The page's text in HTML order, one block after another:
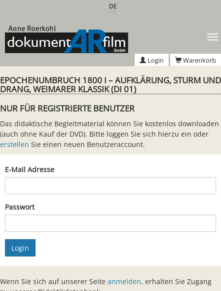
springen
DE
Login Warenkorb
EPOCHENUMBRUCH 1800 I – AUFKLÄRUNG, STURM UND
DRANG, WEIMARER KLASSIK (DI 01)
NUR FÜR REGISTRIERTE BENUTZER
Das didaktische Begleitmaterial können Sie kostenlos downloaden
(auch ohne Kauf der DVD). Bitte loggen Sie sich hierzu ein oder
erstellen Sie einen neuen Benutzeraccount.
E-Mail Adresse
Passwort
Login
Wenn Sie sich auf unserer Seite anmelden, erhalten Sie Zugang